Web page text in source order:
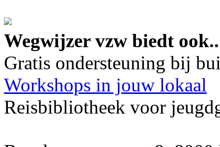
Wegwijzer vzw biedt
Gratis ondersteuning bij
Workshops in jouw lokaal
Reisbibliotheek voor